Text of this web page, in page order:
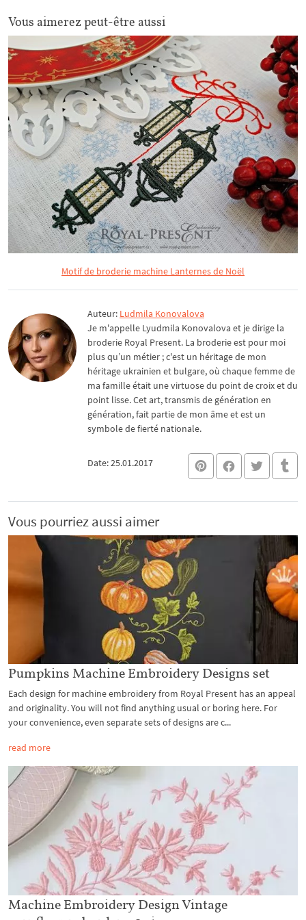
Vous aimerez peut-être aussi
Motif de broderie machine Lanternes de Noël
Auteur: Ludmila Konovalova
Je m'appelle Lyudmila Konovalova et je dirige la
broderie Royal Present. La broderie est pour moi
plus qu’un métier ; c'est un héritage de mon
héritage ukrainien et bulgare, où chaque femme de
ma famille était une virtuose du point de croix et du
point lisse. Cet art, transmis de génération en
génération, fait partie de mon âme et est un
symbole de fierté nationale.
Date: 25.01.2017
Vous pourriez aussi aimer
Pumpkins Machine Embroidery Designs set
Each design for machine embroidery from Royal Present has an appeal
and originality. You will not find anything usual or boring here. For
your convenience, even separate sets of designs are c...
read more
Machine Embroidery Design Vintage